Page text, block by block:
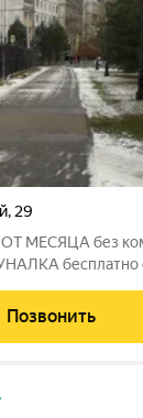
, 29
ОТ МЕСЯЦА без
бесплатно
Позвонить